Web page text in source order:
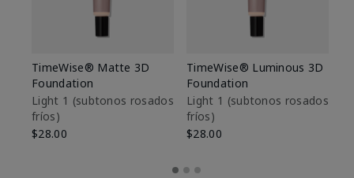
TimeWise® Matte 3D
Foundation
Light 1​ (subtonos rosados
fríos)
$28.00
TimeWise® Luminous 3D
Foundation
Light 1​ (subtonos rosados
fríos)
$28.00